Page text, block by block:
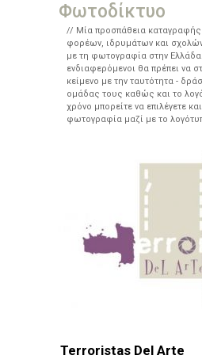
Φωτοδίκτυο
Μία προσπάθεια
φορέων, ιδρυμάτων και
με τη φωτογραφία στην
ενδιαφερόμενοι θα πρέπει να
κείμενο με την ταυτότητα -
ομάδας τους καθώς και το
χρόνο μπορείτε να επιλέγετε
φωτογραφία μαζί με το
Terroristas Del Arte